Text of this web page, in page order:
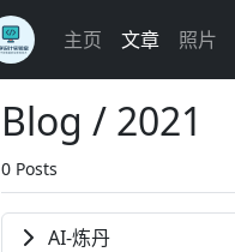
主页 文章 照片
Blog / 2021
0 Posts
AI-炼丹